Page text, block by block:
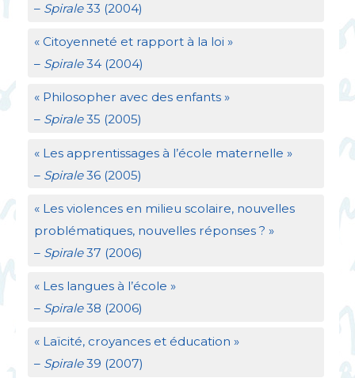
– Spirale33 (2004)
« Citoyenneté et rapport à la loi »
– Spirale34 (2004)
« Philosopher avec des enfants »
– Spirale35 (2005)
« Les apprentissages à l’école maternelle »
– Spirale36 (2005)
« Les violences en milieu scolaire, nouvelles
problématiques, nouvelles réponses ? »
– Spirale37 (2006)
« Les langues à l’école »
– Spirale38 (2006)
« Laïcité, croyances et éducation »
– Spirale39 (2007)